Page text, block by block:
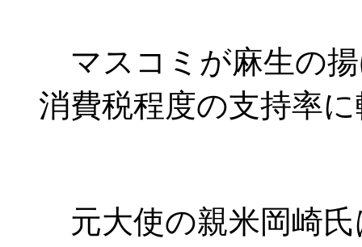
マスコミが麻生の
消費税程度の支持率
元大使の親米岡崎氏